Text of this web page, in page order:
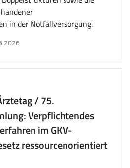
in der Notfallversorgung.
/ 75.
Verpflichtendes
im GKV-
ressourcenorientiert